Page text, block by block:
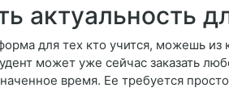
актуальность
для тех кто учится, можешь из
может уже сейчас заказать
время. Ее требуется